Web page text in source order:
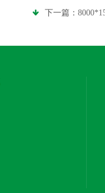
下一篇：